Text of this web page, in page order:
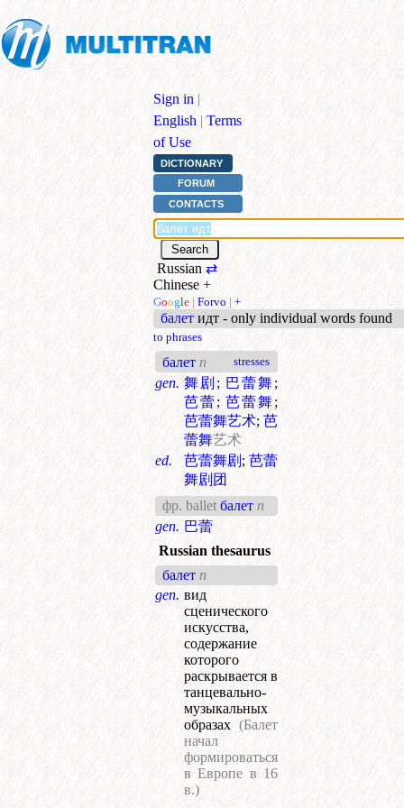
Sign in |
English | Terms
of Use
DICTIONARY
FORUM
CONTACTS
Russian ⇄
Chinese +
Google | Forvo | +
балет идт - only individual words found
to phrases
балет n stresses
gen. 舞剧; 巴蕾舞;
芭蕾;芭蕾舞;
芭蕾舞艺术; 芭
蕾舞艺术
ed.
芭蕾舞剧 ; 芭蕾
舞剧团
фр. ballet балет n
gen. 巴蕾
Russian thesaurus
балет n
gen. вид
сценического
искусства,
содержание
которого
раскрывается в
танцевально-
музыкальных
образах (Балет
начал
формироваться
в Европе в 16
в.)